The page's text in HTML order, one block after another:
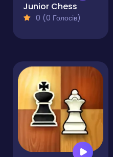
Junior Chess
0 (0 Голосів)